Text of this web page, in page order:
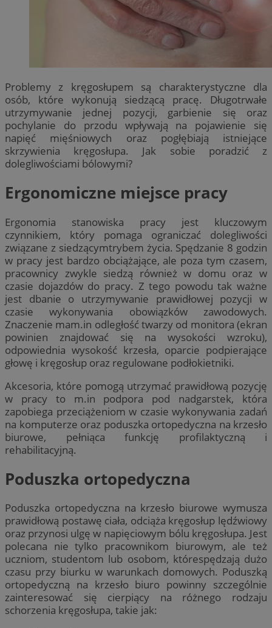
Problemy z kręgosłupem są charakterystyczne dla
osób, które wykonują siedzącą pracę. Długotrwałe
utrzymywanie jednej pozycji, garbienie się oraz
pochylanie do przodu wpływają na pojawienie się
napięć mięśniowych oraz pogłębiają istniejące
skrzywienia kręgosłupa. Jak sobie poradzić z
dolegliwościami bólowymi?
Ergonomiczne miejsce pracy
Ergonomia stanowiska pracy jest kluczowym
czynnikiem, który pomaga ograniczać dolegliwości
związane z siedzącymtrybem życia. Spędzanie 8 godzin
w pracy jest bardzo obciążające, ale poza tym czasem,
pracownicy zwykle siedzą również w domu oraz w
czasie dojazdów do pracy. Z tego powodu tak ważne
jest dbanie o utrzymywanie prawidłowej pozycji w
czasie wykonywania obowiązków zawodowych.
Znaczenie mam.in odległość twarzy od monitora (ekran
powinien znajdować się na wysokości wzroku),
odpowiednia wysokość krzesła, oparcie podpierające
głowę i kręgosłup oraz regulowane podłokietniki.
Akcesoria, które pomogą utrzymać prawidłową pozycję
w pracy to m.in podpora pod nadgarstek, która
zapobiega przeciążeniom w czasie wykonywania zadań
na komputerze oraz poduszka ortopedyczna na krzesło
biurowe, pełniąca funkcję profilaktyczną i
rehabilitacyjną.
Poduszka ortopedyczna
Poduszka ortopedyczna na krzesło biurowe wymusza
prawidłową postawę ciała, odciąża kręgosłup lędźwiowy
oraz przynosi ulgę w napięciowym bólu kręgosłupa. Jest
polecana nie tylko pracownikom biurowym, ale też
uczniom, studentom lub osobom, którespędzają dużo
czasu przy biurku w warunkach domowych. Poduszką
ortopedyczną na krzesło biuro powinny szczególnie
zainteresować się cierpiący na różnego rodzaju
schorzenia kręgosłupa, takie jak: